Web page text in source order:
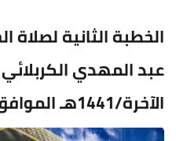
الخطبة الثانية لصلاة
الآخرة/1441هـ الموافق 14 /2 /2020م :